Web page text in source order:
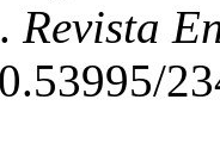
Revista